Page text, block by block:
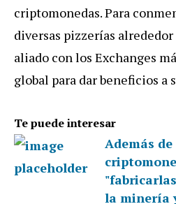
criptomonedas. Para
diversas pizzerías
aliado con los Exchanges
global para dar beneficios a
Te puede interesar
Además
la minería